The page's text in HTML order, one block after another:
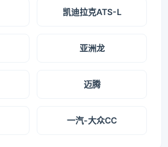
凯迪拉克ATS-L
亚洲龙
迈腾
一汽-大众CC